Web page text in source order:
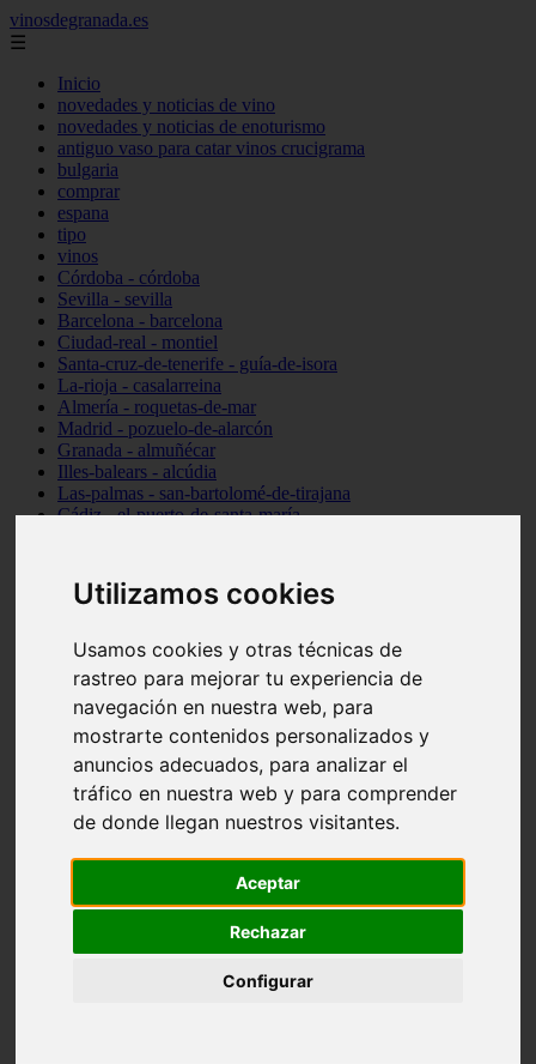
Utilizamos cookies
Usamos cookies y otras técnicas de
rastreo para mejorar tu experiencia de
navegación en nuestra web, para
mostrarte contenidos personalizados y
anuncios adecuados, para analizar el
tráfico en nuestra web y para comprender
de donde llegan nuestros visitantes.
Aceptar
Rechazar
Configurar
vinosdegranada.es
☰
Inicio
novedades y noticias de vino
novedades y noticias de enoturismo
antiguo vaso para catar vinos crucigrama
bulgaria
comprar
espana
tipo
vinos
Córdoba - córdoba
Sevilla - sevilla
Barcelona - barcelona
Ciudad-real - montiel
Santa-cruz-de-tenerife - guía-de-isora
La-rioja - casalarreina
Almería - roquetas-de-mar
Madrid - pozuelo-de-alarcón
Granada - almuñécar
Illes-balears - alcúdia
Las-palmas - san-bartolomé-de-tirajana
Cádiz - el-puerto-de-santa-maría
Santa-cruz-de-tenerife - los-llanos-de-aridane
Cantabria - suances
Granada - monachil
Huesca - isábena
Huesca - alquézar
Huesca - castejón-de-sos
Sevilla - marinaleda
Córdoba - almedinilla
Navarra - zangoza
Cantabria - arenas-de-iguña
Barcelona - la-pobla-de-lillet
Las-palmas - yaiza
Valladolid - fuensaldaña